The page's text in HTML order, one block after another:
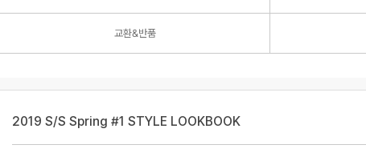
교환&반품
2019 S/S Spring #1 STYLE LOOKBOOK